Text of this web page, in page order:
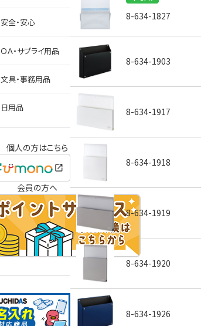
8-634-1827
8-634-1903
8-634-1917
8-634-1918
8-634-1919
8-634-1920
8-634-1926
安全・安心
ＯＡ・サプライ用品
文具・事務用品
日用品
個人の方はこちら
会員の方へ